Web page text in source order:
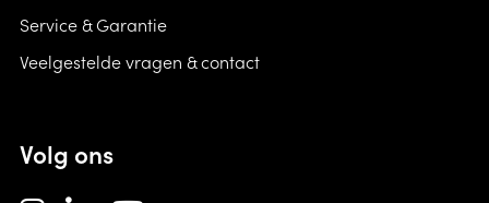
Service & Garantie
Veelgestelde vragen & contact
Volg ons